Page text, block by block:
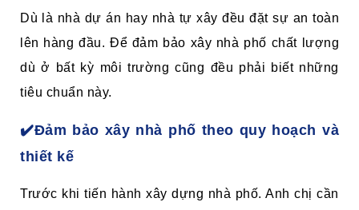
Dù là nhà dự án hay nhà tự xây đều đặt sự an toàn
lên hàng đầu. Để đảm bảo xây nhà phố chất lượng
dù ở bất kỳ môi trường cũng đều phải biết những
tiêu chuẩn này.
✔️Đảm bảo xây nhà phố theo quy hoạch và
thiết kế
Trước khi tiến hành xây dựng nhà phố. Anh chị cần